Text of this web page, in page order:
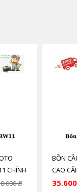
CHÍNH
đ
BỒN
CAO
HÃNG